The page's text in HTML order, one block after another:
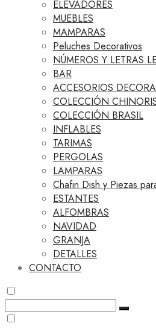
ELEVADORES
MUEBLES
MAMPARAS
Peluches Decorativos
NÚMEROS Y LETRAS
BAR
ACCESORIOS
COLECCIÓN
COLECCIÓN BRASIL
INFLABLES
TARIMAS
PERGOLAS
LAMPARAS
Chafin Dish y Piezas
ESTANTES
ALFOMBRAS
NAVIDAD
GRANJA
DETALLES
CONTACTO